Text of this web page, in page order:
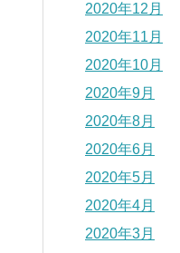
2020年12月
2020年11月
2020年10月
2020年9月
2020年8月
2020年6月
2020年5月
2020年4月
2020年3月